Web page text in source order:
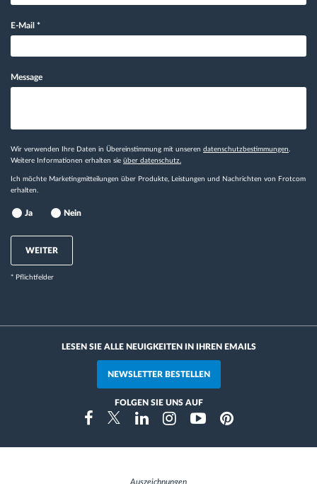
E-Mail *
Message
Wir verwenden Ihre Daten in Übereinstimmung mit unseren datenschutzbestimmungen
Weitere Informationen erhalten sie über datenschutz.
Ich möchte Marketingmitteilungen über Produkte, Leistungen und Nachrichten von Frotcom
erhalten.
Ja Nein
WEITER
* Pflichtfelder
LESEN SIE ALLE NEUIGKEITEN IN IHREN EMAILS
NEWSLETTER BESTELLEN
FOLGEN SIE UNS AUF
FacebookTwitterLinkedinInstragramYoutubePinterest
Auszeichnungen